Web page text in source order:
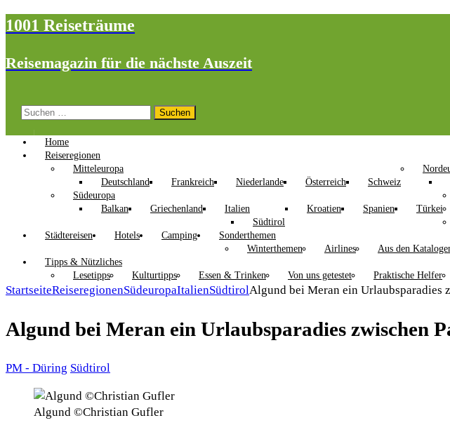
1001 Reiseträume
Reisemagazin für die nächste Auszeit
Suchen
Home
Reiseregionen
Mitteleuropa
Deutschland
Frankreich Niederlande Österreich Schweiz
Südeuropa
Balkan
Griechenland
Italien
Südtirol
Kroatien Spanien Türkei
Städtereisen
Hotels Camping
Sonderthemen
Winterthemen
Airlines Aus den
Tipps & Nützliches
Lesetipps
Kulturtipps Essen & Trinken Von uns getestet Praktische Helfer
StartseiteReiseregionenSüdeuropaItalienSüdtirolAlgund bei Meran ein Urlaubsparadies
Algund bei Meran ein Urlaubsparadies zwischen
PM - Düring Südtirol
Algund ©Christian Gufler